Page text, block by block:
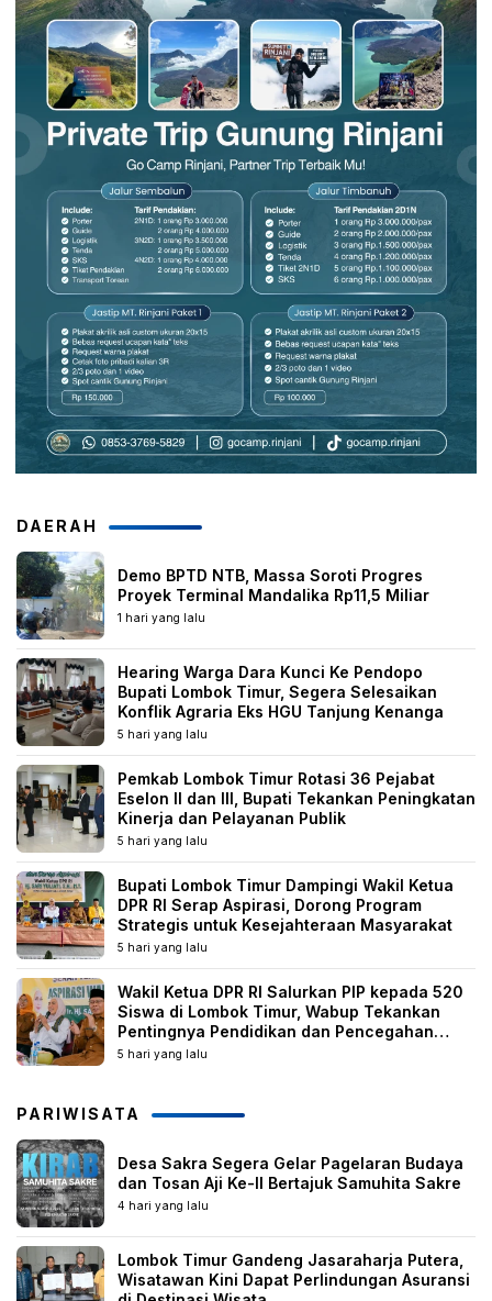
DAERAH
Demo BPTD NTB, Massa Soroti Progres
Proyek Terminal Mandalika Rp11,5 Miliar
1 hari yang lalu
Hearing Warga Dara Kunci Ke Pendopo
Bupati Lombok Timur, Segera Selesaikan
Konflik Agraria Eks HGU Tanjung Kenanga
5 hari yang lalu
Pemkab Lombok Timur Rotasi 36 Pejabat
Eselon II dan III, Bupati Tekankan Peningkatan
Kinerja dan Pelayanan Publik
5 hari yang lalu
Bupati Lombok Timur Dampingi Wakil Ketua
DPR RI Serap Aspirasi, Dorong Program
Strategis untuk Kesejahteraan Masyarakat
5 hari yang lalu
Wakil Ketua DPR RI Salurkan PIP kepada 520
Siswa di Lombok Timur, Wabup Tekankan
Pentingnya Pendidikan dan Pencegahan
Perkawinan Anak
5 hari yang lalu
PARIWISATA
Desa Sakra Segera Gelar Pagelaran Budaya
dan Tosan Aji Ke-II Bertajuk Samuhita Sakre
4 hari yang lalu
Lombok Timur Gandeng Jasaraharja Putera,
Wisatawan Kini Dapat Perlindungan Asuransi